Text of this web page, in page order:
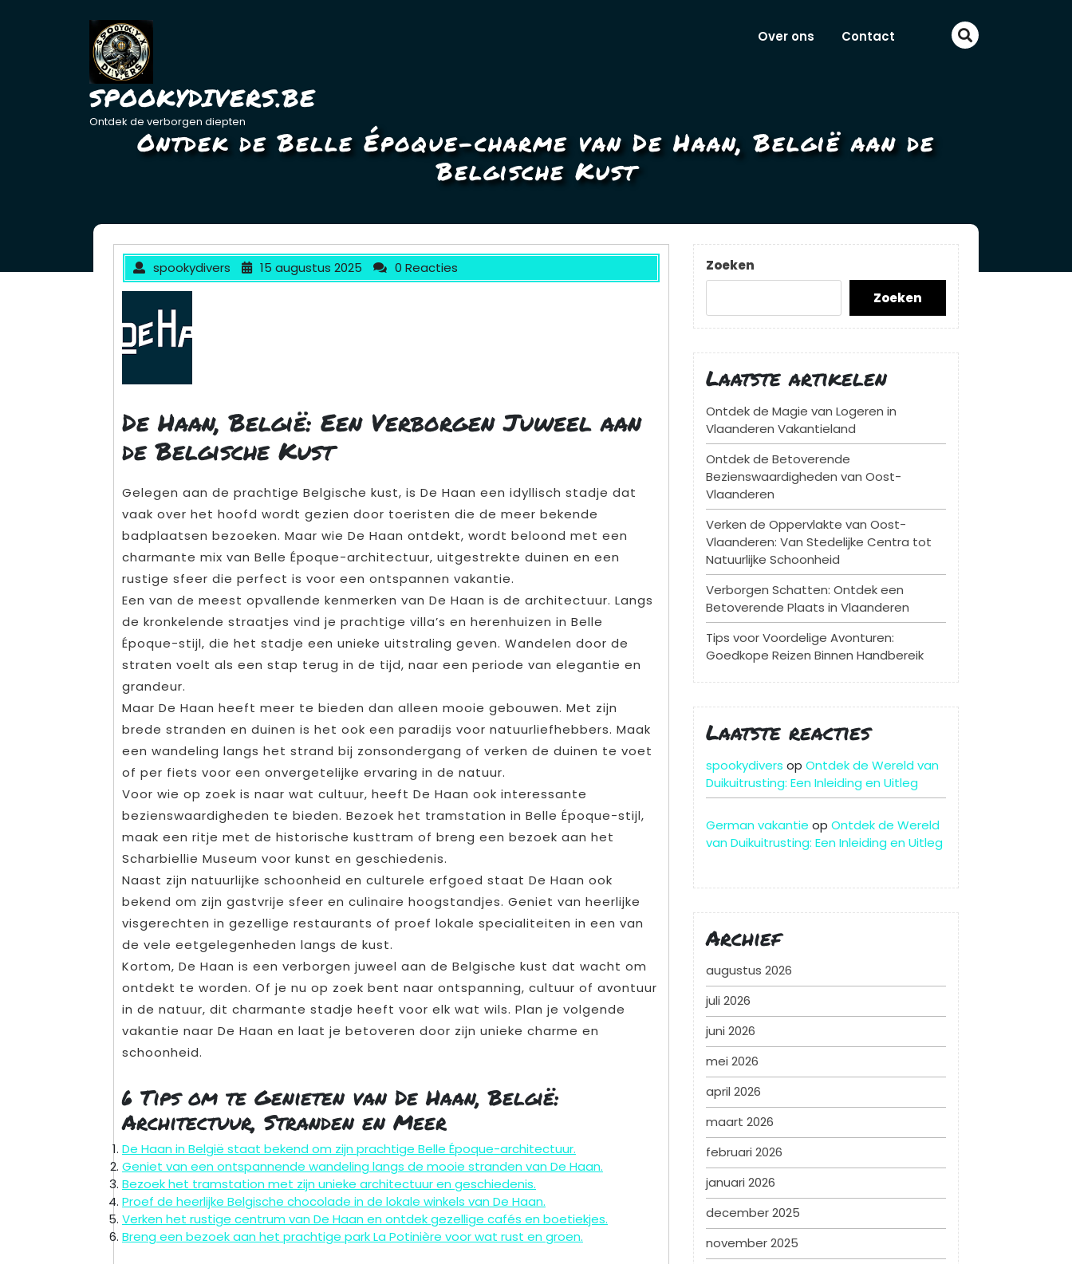
SPOOKYDIVERS.BE
Ontdek de verborgen diepten
Over ons Contact
Ontdek de Belle Époque-charme van De Haan, België aan de
Belgische Kust
spookydivers 15 augustus 2025 0 Reacties
De Haan, België: Een Verborgen Juweel aan
de Belgische Kust
Gelegen aan de prachtige Belgische kust, is De Haan een idyllisch stadje dat
vaak over het hoofd wordt gezien door toeristen die de meer bekende
badplaatsen bezoeken. Maar wie De Haan ontdekt, wordt beloond met een
charmante mix van Belle Époque-architectuur, uitgestrekte duinen en een
rustige sfeer die perfect is voor een ontspannen vakantie.
Een van de meest opvallende kenmerken van De Haan is de architectuur. Langs
de kronkelende straatjes vind je prachtige villa’s en herenhuizen in Belle
Époque-stijl, die het stadje een unieke uitstraling geven. Wandelen door de
straten voelt als een stap terug in de tijd, naar een periode van elegantie en
grandeur.
Maar De Haan heeft meer te bieden dan alleen mooie gebouwen. Met zijn
brede stranden en duinen is het ook een paradijs voor natuurliefhebbers. Maak
een wandeling langs het strand bij zonsondergang of verken de duinen te voet
of per fiets voor een onvergetelijke ervaring in de natuur.
Voor wie op zoek is naar wat cultuur, heeft De Haan ook interessante
bezienswaardigheden te bieden. Bezoek het tramstation in Belle Époque-stijl,
maak een ritje met de historische kusttram of breng een bezoek aan het
Scharbiellie Museum voor kunst en geschiedenis.
Naast zijn natuurlijke schoonheid en culturele erfgoed staat De Haan ook
bekend om zijn gastvrije sfeer en culinaire hoogstandjes. Geniet van heerlijke
visgerechten in gezellige restaurants of proef lokale specialiteiten in een van
de vele eetgelegenheden langs de kust.
Kortom, De Haan is een verborgen juweel aan de Belgische kust dat wacht om
ontdekt te worden. Of je nu op zoek bent naar ontspanning, cultuur of avontuur
in de natuur, dit charmante stadje heeft voor elk wat wils. Plan je volgende
vakantie naar De Haan en laat je betoveren door zijn unieke charme en
schoonheid.
6 Tips om te Genieten van De Haan, België:
Architectuur, Stranden en Meer
De Haan in België staat bekend om zijn prachtige Belle Époque-architectuur.
Geniet van een ontspannende wandeling langs de mooie stranden van De Haan.
Bezoek het tramstation met zijn unieke architectuur en geschiedenis.
Proef de heerlijke Belgische chocolade in de lokale winkels van De Haan.
Verken het rustige centrum van De Haan en ontdek gezellige cafés en boetiekjes.
Breng een bezoek aan het prachtige park La Potinière voor wat rust en groen.
Zoeken
Zoeken
Laatste artikelen
Ontdek de Magie van Logeren in
Vlaanderen Vakantieland
Ontdek de Betoverende
Bezienswaardigheden van Oost-
Vlaanderen
Verken de Oppervlakte van Oost-
Vlaanderen: Van Stedelijke Centra tot
Natuurlijke Schoonheid
Verborgen Schatten: Ontdek een
Betoverende Plaats in Vlaanderen
Tips voor Voordelige Avonturen:
Goedkope Reizen Binnen Handbereik
Laatste reacties
spookydivers op Ontdek de Wereld van
Duikuitrusting: Een Inleiding en Uitleg
German vakantie op Ontdek de Wereld
van Duikuitrusting: Een Inleiding en Uitleg
Archief
augustus 2026
juli 2026
juni 2026
mei 2026
april 2026
maart 2026
februari 2026
januari 2026
december 2025
november 2025